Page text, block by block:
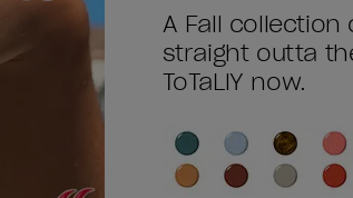
A Fall collection
straight outta
ToTaLlY now.